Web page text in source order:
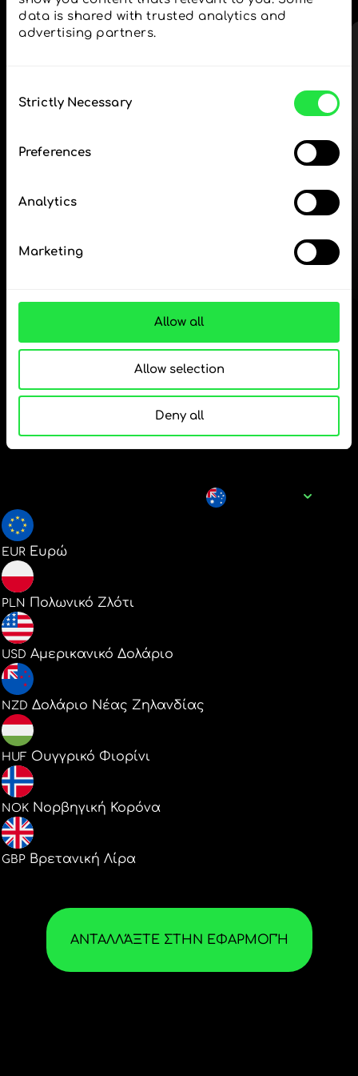
data is shared with trusted analytics and
advertising partners.
Selection
Strictly Necessary
Preferences
Analytics
Marketing
Allow all
Allow selection
Deny all
— απλά και χωρίς άγχος.
Κατεβάστε δωρεάν
και εγγραφείτε σε λίγα
Ανταλλαγή στην εφαρμογή
Παρακολουθήστε τα
δημοφιλή ζεύγη
νομισμάτων για AUD
EUR Ευρώ
PLN Πολωνικό Ζλότι
USD Αμερικανικό Δολάριο
NZD Δολάριο Νέας Ζηλανδίας
HUF Ουγγρικό Φιορίνι
NOK Νορβηγική Κορόνα
GBP Βρετανική Λίρα
ΑΝΤΑΛΛΆΞΤΕ ΣΤΗΝ ΕΦΑΡΜΟΓΉ